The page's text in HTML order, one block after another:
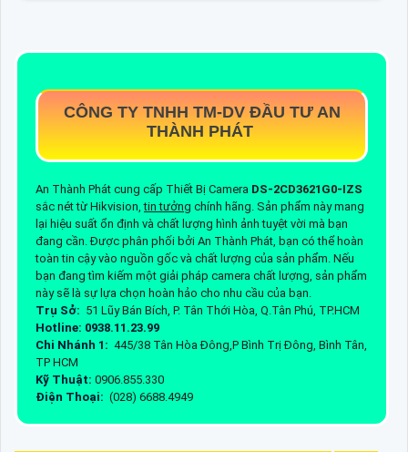
CÔNG TY TNHH TM-DV ĐẦU TƯ AN
THÀNH PHÁT
An Thành Phát cung cấp Thiết Bị Camera DS-2CD3621G0-IZS
sắc nét từ Hikvision,tin tưởng chính hãng. Sản phẩm này mang
lại hiệu suất ổn định và chất lượng hình ảnh tuyệt vời mà bạn
đang cần. Được phân phối bởi An Thành Phát, bạn có thể hoàn
toàn tin cậy vào nguồn gốc và chất lượng của sản phẩm. Nếu
bạn đang tìm kiếm một giải pháp camera chất lượng, sản phẩm
này sẽ là sự lựa chọn hoàn hảo cho nhu cầu của bạn.
Trụ Sở: 51 Lũy Bán Bích, P. Tân Thới Hòa, Q.Tân Phú, TP.HCM
Hotline: 0938.11.23.99
Chi Nhánh 1: 445/38 Tân Hòa Đông,P Bình Trị Đông, Bình Tân,
TP HCM
Kỹ Thuật: 0906.855.330
Điện Thoại: (028) 6688.4949